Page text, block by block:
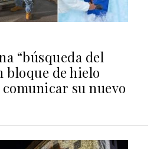
“búsqueda del
bloque de hielo
su nuevo